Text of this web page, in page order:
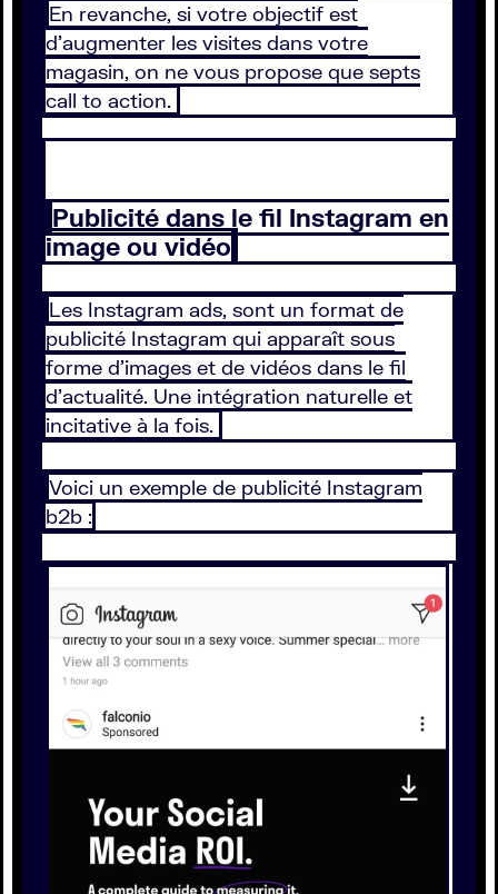
En revanche, si votre objectif est
d'augmenter les visites dans votre
magasin, on ne vous propose que septs
call to action.
Publicité dans le fil Instagram en
image ou vidéo
Les Instagram ads, sont un format de
publicité Instagram qui apparaît sous
forme d’images et de vidéos dans le fil
d’actualité. Une intégration naturelle et
incitative à la fois.
Voici un exemple de publicité Instagram
b2b :